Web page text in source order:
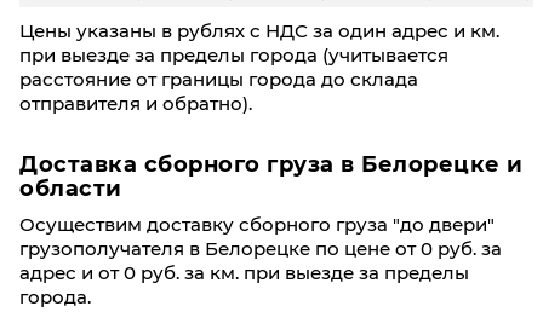
Цены указаны в рублях с НДС за один адрес и км.
при выезде за пределы города (учитывается
расстояние от границы города до склада
отправителя и обратно).
Доставка сборного груза в Белорецке и
области
Осуществим доставку сборного груза "до двери"
грузополучателя в Белорецке по цене от 0 руб. за
адрес и от 0 руб. за км. при выезде за пределы
города.